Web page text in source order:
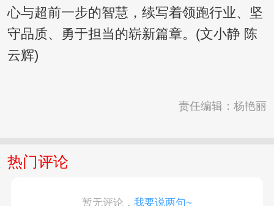
心与超前一步的智慧，续写着领跑行业、坚
守品质、勇于担当的崭新篇章。(文小静 陈
云辉)
责任编辑：杨艳丽
热门评论
暂无评论， 我要说两句~